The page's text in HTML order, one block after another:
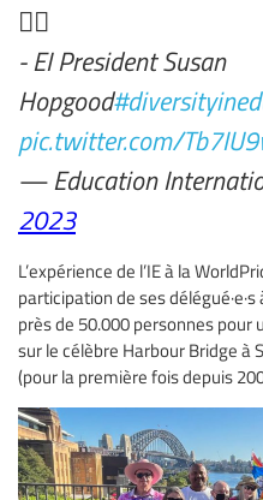
🏳️‍🌈
- EI President Susan
Hopgood
pic.twitter.com/
— Education
2023
L’expérience de l’IE à la
participation de ses
près de 50.000 personnes
sur le célèbre Harbour Bridge à
(pour la première fois depuis